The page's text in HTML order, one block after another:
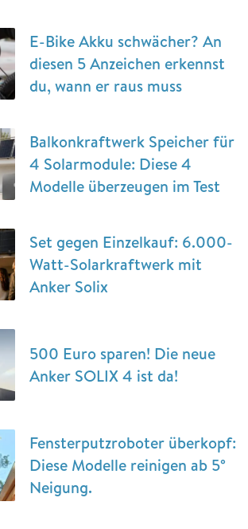
E-Bike Akku schwächer? An
diesen 5 Anzeichen erkennst
du, wann er raus muss
Balkonkraftwerk Speicher für
4 Solarmodule: Diese 4
Modelle überzeugen im Test
Set gegen Einzelkauf: 6.000-
Watt-Solarkraftwerk mit
Anker Solix
500 Euro sparen! Die neue
Anker SOLIX 4 ist da!
Fensterputzroboter überkopf:
Diese Modelle reinigen ab 5°
Neigung.